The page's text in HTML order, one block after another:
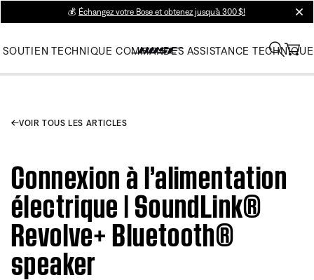
💰 Échangez votre Bose et obtenez jusqu’à 300 $!
SOUTIEN TECHNIQUE COMMANDES ASSISTANCE TECHNIQUE
VOIR TOUS LES ARTICLES
Connexion à l’alimentation
électrique | SoundLink®
Revolve+ Bluetooth®
speaker